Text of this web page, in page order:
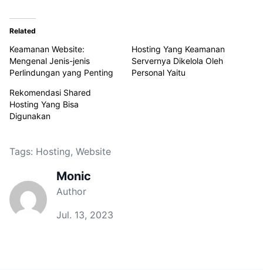
Related
Keamanan Website:
Mengenal Jenis-jenis
Perlindungan yang Penting
Hosting Yang Keamanan
Servernya Dikelola Oleh
Personal Yaitu
Rekomendasi Shared
Hosting Yang Bisa
Digunakan
Tags: Hosting, Website
Monic
Author
Jul. 13, 2023